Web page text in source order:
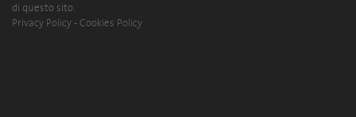
di questo sito.
Privacy Policy - Cookies Policy